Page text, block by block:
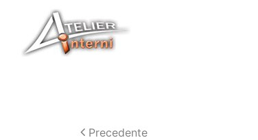
Precedente